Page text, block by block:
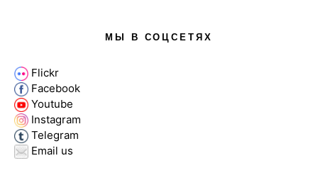
МЫ В СОЦСЕТЯХ
Flickr
Facebook
Youtube
Instagram
Telegram
Email us